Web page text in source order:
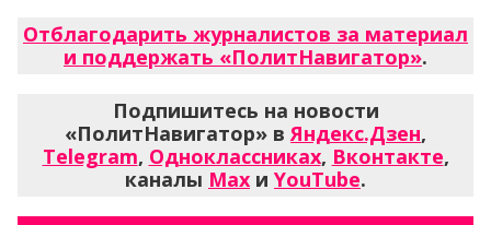
Отблагодарить журналистов за материал
и поддержать «ПолитНавигатор».
Подпишитесь на новости
«ПолитНавигатор» в Яндекс.Дзен,
Telegram, Одноклассниках, Вконтакте,
каналы Max и YouTube.